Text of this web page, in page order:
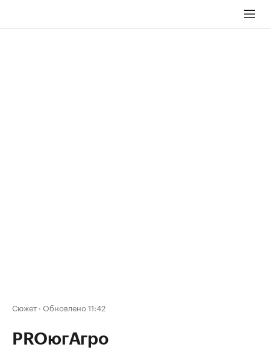
Сюжет · Обновлено 11:42
PROюгАгро